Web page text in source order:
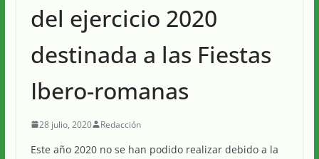
del ejercicio 2020
destinada a las Fiestas
Ibero-romanas
28 julio, 2020 Redacción
Este año 2020 no se han podido realizar debido a la